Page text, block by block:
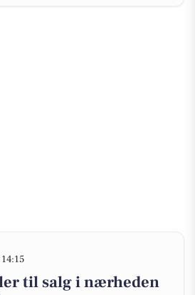
til salg i nærheden